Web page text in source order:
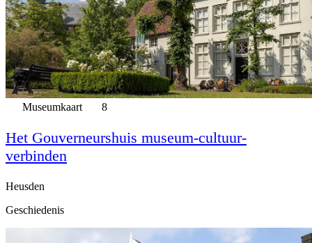
Museumkaart 8
Het Gouverneurshuis museum-cultuur-
verbinden
Heusden
Geschiedenis